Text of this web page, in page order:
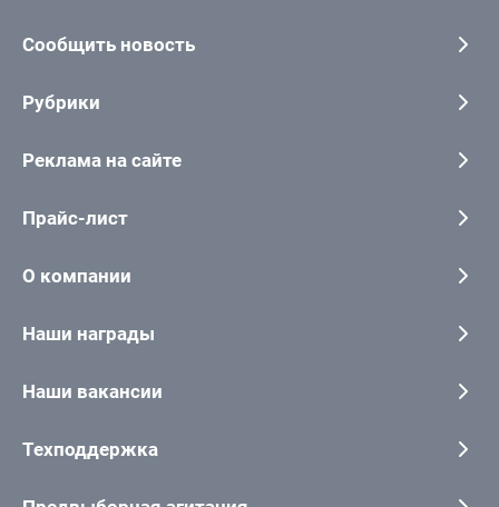
Сообщить новость
Рубрики
Реклама на сайте
Прайс-лист
О компании
Наши награды
Наши вакансии
Техподдержка